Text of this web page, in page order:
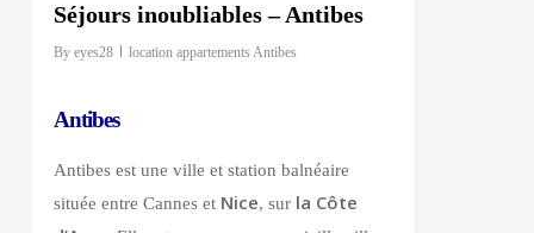
Séjours inoubliables – Antibes
By eyes28 location appartements Antibes
Antibes
Antibes est une ville et station balnéaire
située entre Cannes et Nice, surla Côte